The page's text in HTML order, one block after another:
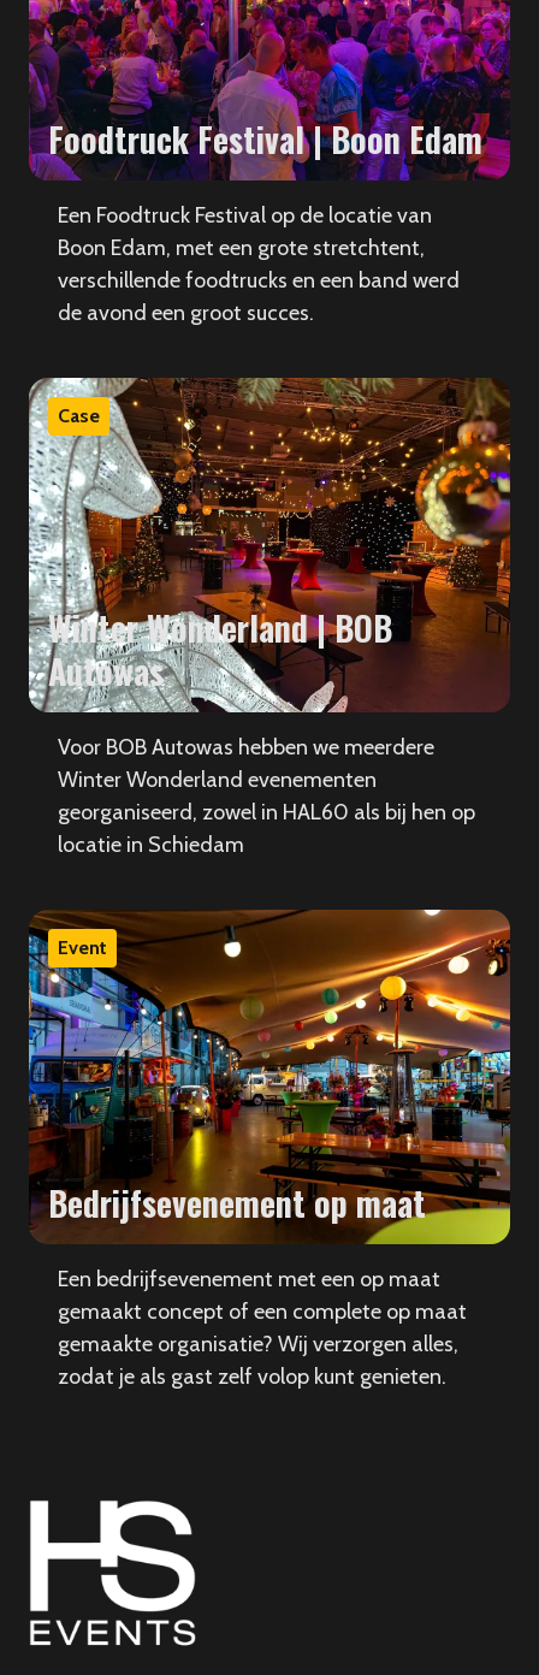
Foodtruck Festival | Boon Edam
Een Foodtruck Festival op de locatie van
Boon Edam, met een grote stretchtent,
verschillende foodtrucks en een band werd
de avond een groot succes.
Case
Winter Wonderland | BOB
Autowas
Voor BOB Autowas hebben we meerdere
Winter Wonderland evenementen
georganiseerd, zowel in HAL60 als bij hen op
locatie in Schiedam
Event
Bedrijfsevenement op maat
Een bedrijfsevenement met een op maat
gemaakt concept of een complete op maat
gemaakte organisatie? Wij verzorgen alles,
zodat je als gast zelf volop kunt genieten.